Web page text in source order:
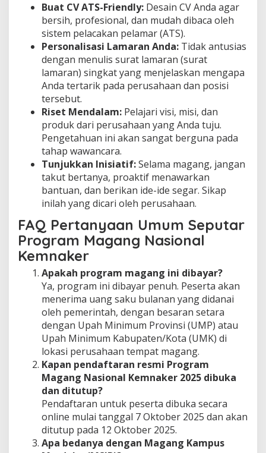
Buat CV ATS-Friendly: Desain CV Anda agar
bersih, profesional, dan mudah dibaca oleh
sistem pelacakan pelamar (ATS).
Personalisasi Lamaran Anda: Tidak antusias
dengan menulis surat lamaran (surat
lamaran) singkat yang menjelaskan mengapa
Anda tertarik pada perusahaan dan posisi
tersebut.
Riset Mendalam: Pelajari visi, misi, dan
produk dari perusahaan yang Anda tuju.
Pengetahuan ini akan sangat berguna pada
tahap wawancara.
Tunjukkan Inisiatif:Selama magang, jangan
takut bertanya, proaktif menawarkan
bantuan, dan berikan ide-ide segar. Sikap
inilah yang dicari oleh perusahaan.
FAQ Pertanyaan Umum Seputar
Program Magang Nasional
Kemnaker
Apakah program magang ini dibayar?
Ya, program ini dibayar penuh. Peserta akan
menerima uang saku bulanan yang didanai
oleh pemerintah, dengan besaran setara
dengan Upah Minimum Provinsi (UMP) atau
Upah Minimum Kabupaten/Kota (UMK) di
lokasi perusahaan tempat magang.
Kapan pendaftaran resmi Program
Magang Nasional Kemnaker 2025 dibuka
dan ditutup?
Pendaftaran untuk peserta dibuka secara
online mulai tanggal 7 Oktober 2025 dan akan
ditutup pada 12 Oktober 2025.
Apa bedanya dengan Magang Kampus